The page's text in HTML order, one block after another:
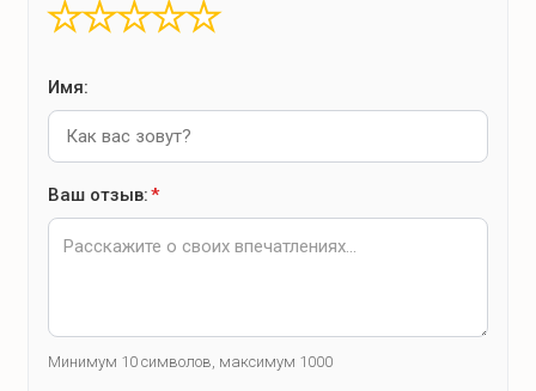
Электродуховка
Тарелки различного назначения
Чашки
Фужеры
Кастрюли, сковорода
Полотенца
★
★
★
★
★
Имя:
Ваш отзыв:*
Минимум 10 символов, максимум 1000